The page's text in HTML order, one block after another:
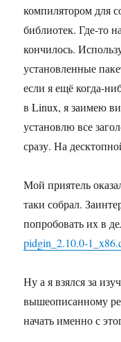
компилятором для
библиотек. Где-то
кончилось.
установленные
если я ещё когда-
в Linux, я заимею
установлю все
сразу. На
Мой приятель
таки собрал.
попробовать их в
pidgin_2.10.0-
Ну а я взялся за
вышеописанному
начать именно с